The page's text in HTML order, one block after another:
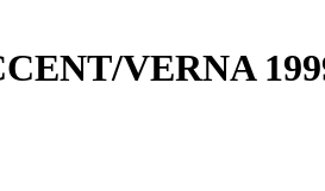
VERNA